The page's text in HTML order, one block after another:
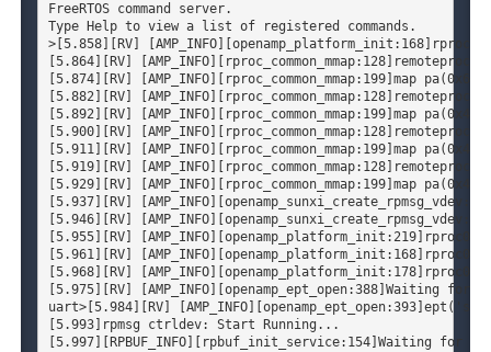
Type Help to view a list of registered commands.
>[5.858][RV]
[5.864][RV]
[5.874][RV] [AMP_INFO][rproc_common_mmap:199]map
[5.882][RV]
[5.892][RV] [AMP_INFO][rproc_common_mmap:199]map
[5.900][RV]
[5.911][RV] [AMP_INFO][rproc_common_mmap:199]map
[5.919][RV]
[5.929][RV] [AMP_INFO][rproc_common_mmap:199]map
[5.937][RV]
[5.946][RV]
[5.955][RV] [AMP_INFO][openamp_platform_init:219]rproc0
[5.961][RV] [AMP_INFO][openamp_platform_init:168]rproc0
[5.968][RV]
[5.975][RV] [AMP_INFO][openamp_ept_open:388]Waiting
uart>[5.984][RV]
[5.993]rpmsg ctrldev: Start Running...
[5.997][RPBUF_INFO][rpbuf_init_service:154]Waiting for